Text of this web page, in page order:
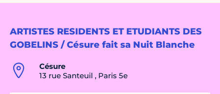
ARTISTES RESIDENTS ET ETUDIANTS DES
GOBELINS / Césure fait sa Nuit Blanche
Césure
13 rue Santeuil , Paris 5e